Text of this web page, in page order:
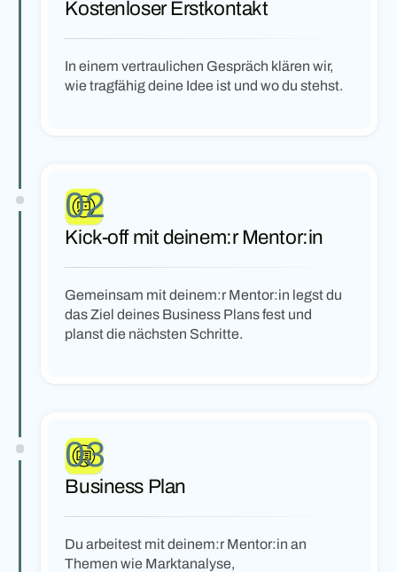
Kostenloser Erstkontakt
In einem vertraulichen Gespräch klären wir,
wie tragfähig deine Idee ist und wo du stehst.
Kick-off mit deinem:r Mentor:in
02
Gemeinsam mit deinem:r Mentor:in legst du
das Ziel deines Business Plans fest und
planst die nächsten Schritte.
Business Plan
03
Du arbeitest mit deinem:r Mentor:in an
Themen wie Marktanalyse,